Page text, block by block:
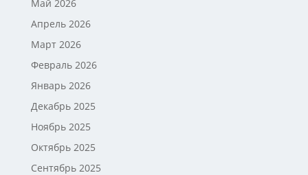
Май 2026
Апрель 2026
Март 2026
Февраль 2026
Январь 2026
Декабрь 2025
Ноябрь 2025
Октябрь 2025
Сентябрь 2025